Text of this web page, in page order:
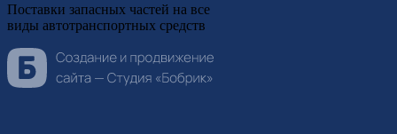
Поставки запасных частей на все
виды автотранспортных средств